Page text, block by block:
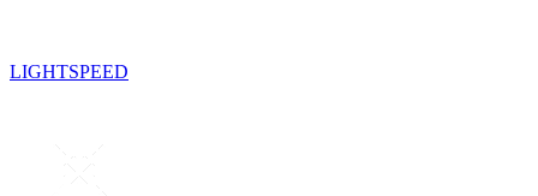
LIGHTSPEED